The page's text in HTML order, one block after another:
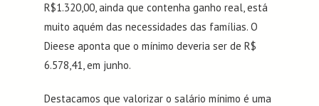
R$1.320,00, ainda que contenha ganho real, está
muito aquém das necessidades das famílias. O
Dieese aponta que o mínimo deveria ser de R$
6.578,41, em junho.
Destacamos que valorizar o salário mínimo é uma